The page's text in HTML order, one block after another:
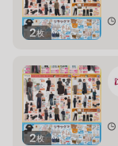
2枚
2枚